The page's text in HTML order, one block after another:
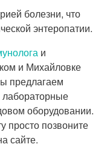
болезни, что
энтеропатии.
и
и Михайловке
предлагаем
лабораторные
оборудовании.
просто позвоните
сайте.